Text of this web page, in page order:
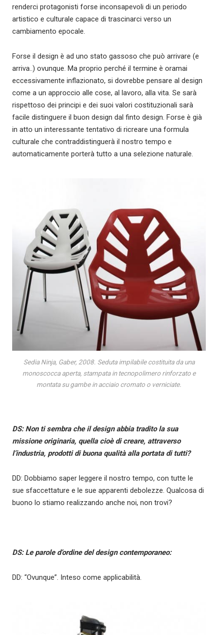
renderci protagonisti forse inconsapevoli di un periodo
artistico e culturale capace di trascinarci verso un
cambiamento epocale.
Forse il design è ad uno stato gassoso che può arrivare (e
arriva..) ovunque. Ma proprio perché il termine è oramai
eccessivamente inflazionato, si dovrebbe pensare al design
come a un approccio alle cose, al lavoro, alla vita. Se sarà
rispettoso dei principi e dei suoi valori costituzionali sarà
facile distinguere il buon design dal finto design. Forse è già
in atto un interessante tentativo di ricreare una formula
culturale che contraddistinguerà il nostro tempo e
automaticamente porterà tutto a una selezione naturale.
Sedia Ninja, Gaber, 2008. Seduta impilabile costituita da una
monoscocca aperta, stampata in tecnopolimero rinforzato e
montata su gambe in acciaio cromato o verniciate.
DS: Non ti sembra che il design abbia tradito la sua
missione originaria, quella cioè di creare, attraverso
l’industria, prodotti di buona qualità alla portata di tutti?
DD: Dobbiamo saper leggere il nostro tempo, con tutte le
sue sfaccettature e le sue apparenti debolezze. Qualcosa di
buono lo stiamo realizzando anche noi, non trovi?
DS: Le parole d’ordine del design contemporaneo:
DD: “Ovunque”. Inteso come applicabilità.